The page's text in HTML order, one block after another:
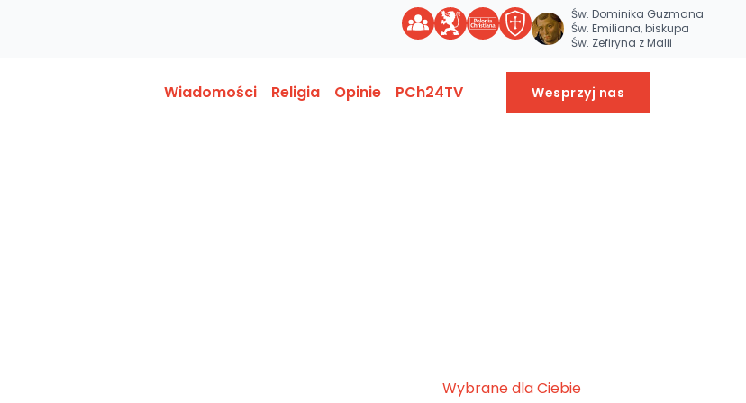
Św. Dominika Guzmana
Św. Emiliana, biskupa
Św. Zefiryna z Malii
Wiadomości Religia Opinie PCh24TV Wesprzyj nas
Wybrane dla Ciebie